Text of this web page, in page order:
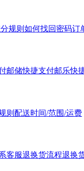
规则 如何找回密码订
邮储快捷支付邮乐快
则 配送时间/范围/运费
客服退换货流程退换